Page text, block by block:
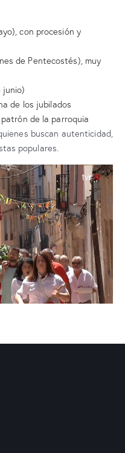
con procesión y
de Pentecostés), muy
junio)
de los jubilados
patrón de la parroquia
buscan autenticidad,
populares.